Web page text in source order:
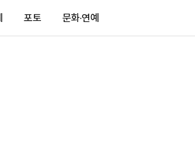
포토 문화·연예